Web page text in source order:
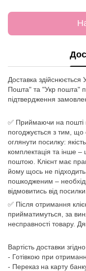
Доставка
Пошта" та "Укр пошта"
підтвердження
✅ Приймаючи на пошті
погоджується з тим,
оглянути посилку:
комплектація та інше –
поштою. Клієнт має
йому щось не
пошкодженим –
відмовитись від посилки.
✅ Після отримання
прийматимуться, за
несправності товару.
Вартість доставки
- Готівкою при
- Переказ на карту